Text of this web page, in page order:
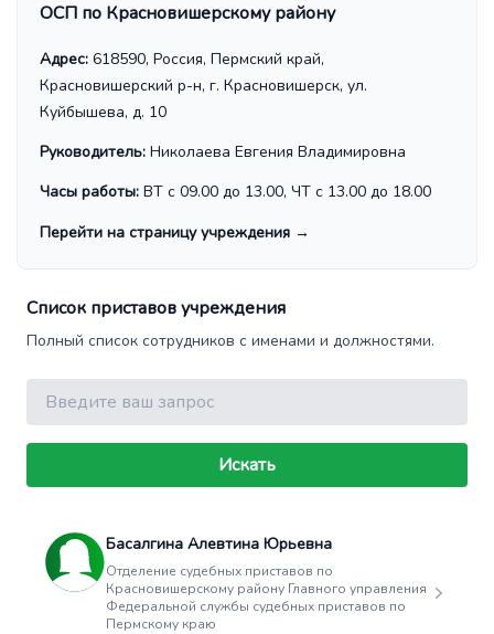
ОСП по Красновишерскому району
Адрес: 618590, Россия, Пермский край,
Красновишерский р-н, г. Красновишерск, ул.
Куйбышева, д. 10
Руководитель: Николаева Евгения Владимировна
Часы работы: ВТ с 09.00 до 13.00, ЧТ с 13.00 до 18.00
Перейти на страницу учреждения →
Список приставов учреждения
Полный список сотрудников с именами и должностями.
Поиск
Искать
Басалгина Алевтина Юрьевна
Отделение судебных приставов по
Красновишерскому району Главного управления
Федеральной службы судебных приставов по
Пермскому краю